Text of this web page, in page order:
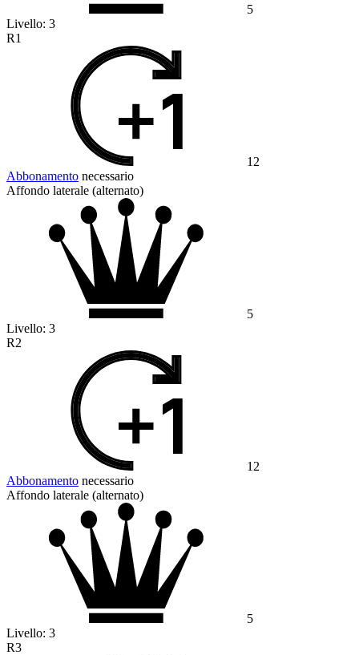
5
Livello: 3
R1
12
Abbonamento necessario
Affondo laterale (alternato)
5
Livello: 3
R2
12
Abbonamento necessario
Affondo laterale (alternato)
5
Livello: 3
R3